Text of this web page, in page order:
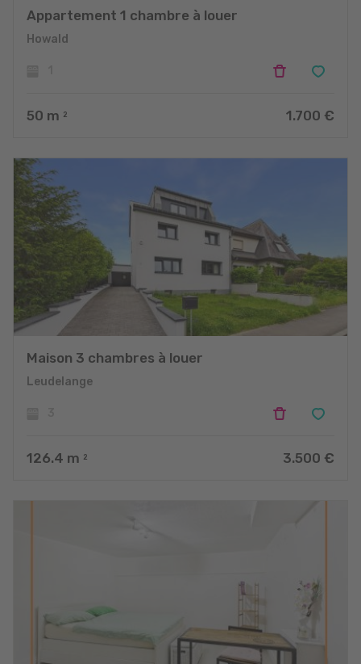
Appartement 1 chambre à louer
Howald
50 m 2 1.700 €
Maison 3 chambres à louer
Leudelange
126.4 m 2 3.500 €